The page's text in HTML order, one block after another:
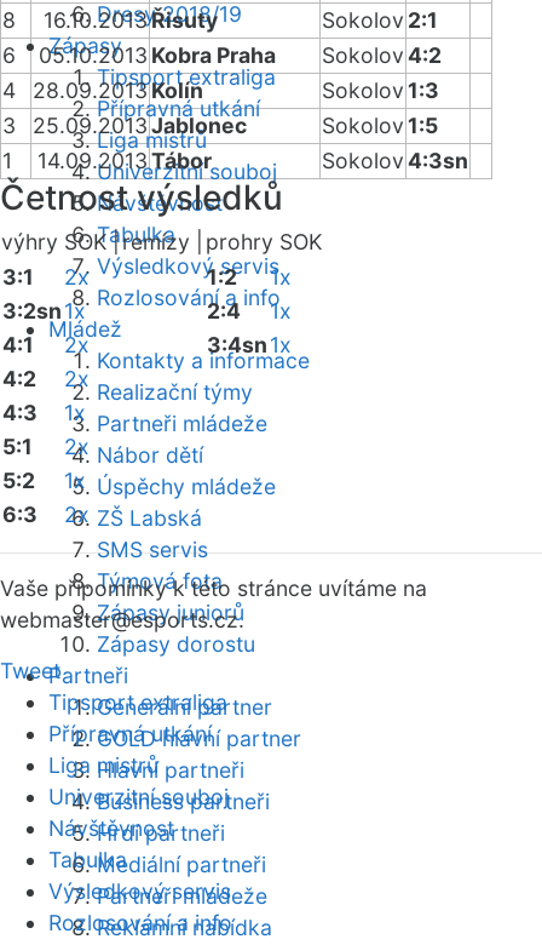
Dresy 2018/19
Zápasy
Tipsport extraliga
Přípravná utkání
Liga mistrů
Univerzitní souboj
Návštěvnost
Tabulka
Výsledkový servis
Rozlosování a info
Mládež
Kontakty a informace
Realizační týmy
Partneři mládeže
Nábor dětí
Úspěchy mládeže
ZŠ Labská
SMS servis
Týmová fota
Zápasy juniorů
Zápasy dorostu
Partneři
Generální partner
GOLD hlavní partner
Hlavní partneři
Business partneři
Hrdí partneři
Mediální partneři
Partneři mládeže
Reklamní nabídka
8
16.10.2013Řisuty Sokolov 2:1
6
05.10.2013 Kobra Praha Sokolov4:2
4
28.09.2013Kolín Sokolov 1:3
3
25.09.2013Jablonec Sokolov 1:5
1
14.09.2013Tábor Sokolov4:3sn
Četnost výsledků
výhry SOK |remízy |
prohry SOK
3:1
2x
3:2sn1x
4:1
2x
4:2
2x
4:3
1x
5:1
2x
5:2
1x
6:3
2x
1:2
1x
2:4
1x
3:4sn1x
Vaše připomínky k této stránce uvítáme na
webmaster@esports.cz.
Tweet
Tipsport extraliga
Přípravná utkání
Liga mistrů
Univerzitní souboj
Návštěvnost
Tabulka
Výsledkový servis
Rozlosování a info